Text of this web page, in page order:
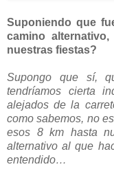
Suponiendo que
camino
nuestras fiestas?
Supongo que sí,
tendríamos cierta
alejados de la
como sabemos, no
esos 8 km hasta
alternativo al que
entendido…